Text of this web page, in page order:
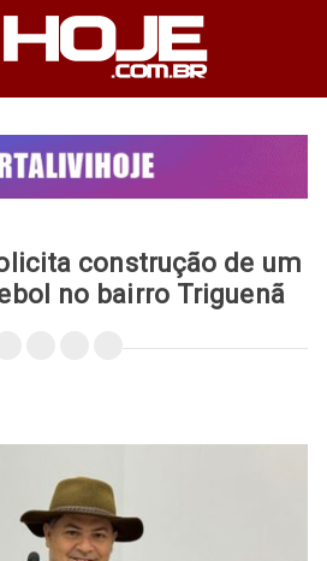
construção de um
no bairro Triguenã